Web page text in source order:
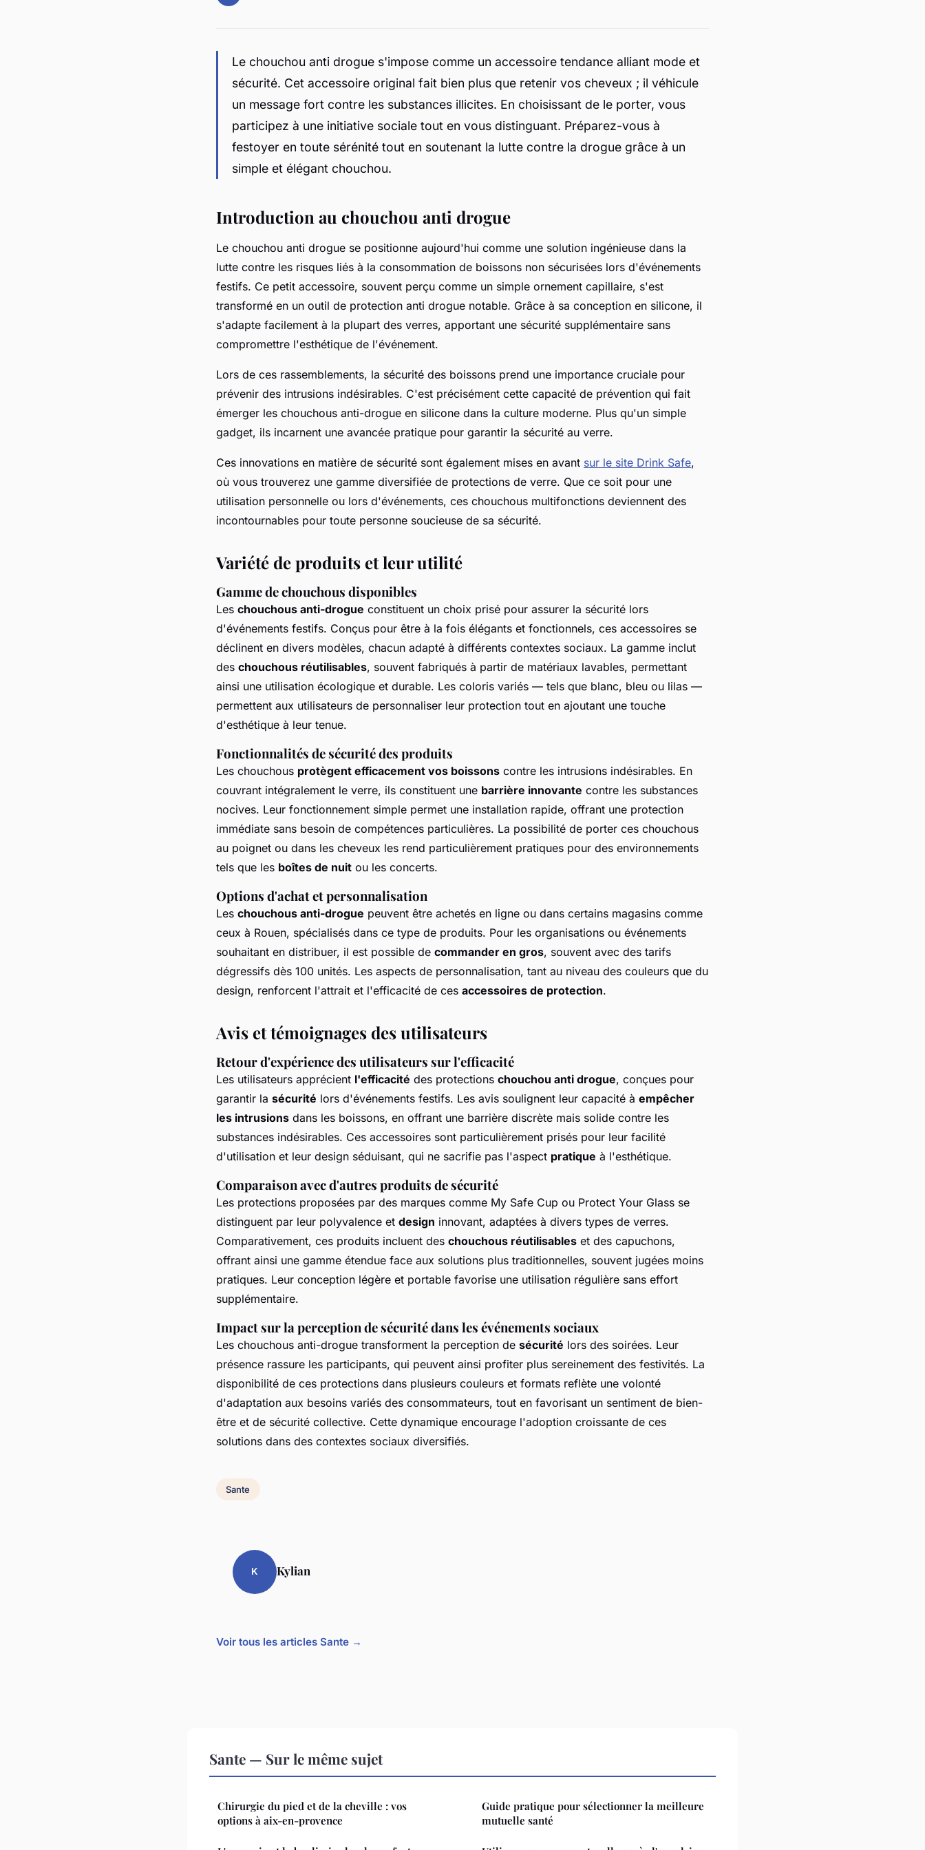
Le chouchou anti drogue s'impose comme un accessoire tendance alliant mode et
sécurité. Cet accessoire original fait bien plus que retenir vos cheveux ; il véhicule
un message fort contre les substances illicites. En choisissant de le porter, vous
participez à une initiative sociale tout en vous distinguant. Préparez-vous à
festoyer en toute sérénité tout en soutenant la lutte contre la drogue grâce à un
simple et élégant chouchou.
Introduction au chouchou anti drogue
Le chouchou anti drogue se positionne aujourd'hui comme une solution ingénieuse dans la
lutte contre les risques liés à la consommation de boissons non sécurisées lors d'événements
festifs. Ce petit accessoire, souvent perçu comme un simple ornement capillaire, s'est
transformé en un outil de protection anti drogue notable. Grâce à sa conception en silicone, il
s'adapte facilement à la plupart des verres, apportant une sécurité supplémentaire sans
compromettre l'esthétique de l'événement.
Lors de ces rassemblements, la sécurité des boissons prend une importance cruciale pour
prévenir des intrusions indésirables. C'est précisément cette capacité de prévention qui fait
émerger les chouchous anti-drogue en silicone dans la culture moderne. Plus qu'un simple
gadget, ils incarnent une avancée pratique pour garantir la sécurité au verre.
Ces innovations en matière de sécurité sont également mises en avant sur le site Drink Safe,
où vous trouverez une gamme diversifiée de protections de verre. Que ce soit pour une
utilisation personnelle ou lors d'événements, ces chouchous multifonctions deviennent des
incontournables pour toute personne soucieuse de sa sécurité.
Variété de produits et leur utilité
Gamme de chouchous disponibles
Les chouchous anti-drogue constituent un choix prisé pour assurer la sécurité lors
d'événements festifs. Conçus pour être à la fois élégants et fonctionnels, ces accessoires se
déclinent en divers modèles, chacun adapté à différents contextes sociaux. La gamme inclut
des chouchous réutilisables, souvent fabriqués à partir de matériaux lavables, permettant
ainsi une utilisation écologique et durable. Les coloris variés — tels que blanc, bleu ou lilas —
permettent aux utilisateurs de personnaliser leur protection tout en ajoutant une touche
d'esthétique à leur tenue.
Fonctionnalités de sécurité des produits
Les chouchous protègent efficacement vos boissons contre les intrusions indésirables. En
couvrant intégralement le verre, ils constituent une barrière innovante contre les substances
nocives. Leur fonctionnement simple permet une installation rapide, offrant une protection
immédiate sans besoin de compétences particulières. La possibilité de porter ces chouchous
au poignet ou dans les cheveux les rend particulièrement pratiques pour des environnements
tels que les boîtes de nuit ou les concerts.
Options d'achat et personnalisation
Les chouchous anti-drogue peuvent être achetés en ligne ou dans certains magasins comme
ceux à Rouen, spécialisés dans ce type de produits. Pour les organisations ou événements
souhaitant en distribuer, il est possible de commander en gros, souvent avec des tarifs
dégressifs dès 100 unités. Les aspects de personnalisation, tant au niveau des couleurs que du
design, renforcent l'attrait et l'efficacité de ces accessoires de protection.
Avis et témoignages des utilisateurs
Retour d'expérience des utilisateurs sur l'efficacité
Les utilisateurs apprécient l'efficacité des protections chouchou anti drogue, conçues pour
garantir la sécurité lors d'événements festifs. Les avis soulignent leur capacité à empêcher
les intrusions dans les boissons, en offrant une barrière discrète mais solide contre les
substances indésirables. Ces accessoires sont particulièrement prisés pour leur facilité
d'utilisation et leur design séduisant, qui ne sacrifie pas l'aspect pratique à l'esthétique.
Comparaison avec d'autres produits de sécurité
Les protections proposées par des marques comme My Safe Cup ou Protect Your Glass se
distinguent par leur polyvalence et design innovant, adaptées à divers types de verres.
Comparativement, ces produits incluent des chouchous réutilisables et des capuchons,
offrant ainsi une gamme étendue face aux solutions plus traditionnelles, souvent jugées moins
pratiques. Leur conception légère et portable favorise une utilisation régulière sans effort
supplémentaire.
Impact sur la perception de sécurité dans les événements sociaux
Les chouchous anti-drogue transforment la perception de sécurité lors des soirées. Leur
présence rassure les participants, qui peuvent ainsi profiter plus sereinement des festivités. La
disponibilité de ces protections dans plusieurs couleurs et formats reflète une volonté
d'adaptation aux besoins variés des consommateurs, tout en favorisant un sentiment de bien-
être et de sécurité collective. Cette dynamique encourage l'adoption croissante de ces
solutions dans des contextes sociaux diversifiés.
Sante
K Kylian
Voir tous les articles Sante →
Sante — Sur le même sujet
Chirurgie du pied et de la cheville : vos
options à aix-en-provence
Guide pratique pour sélectionner la meilleure
mutuelle santé